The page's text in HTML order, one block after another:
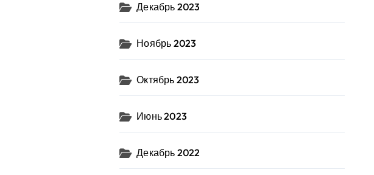
Декабрь 2023
Ноябрь 2023
Октябрь 2023
Июнь 2023
Декабрь 2022